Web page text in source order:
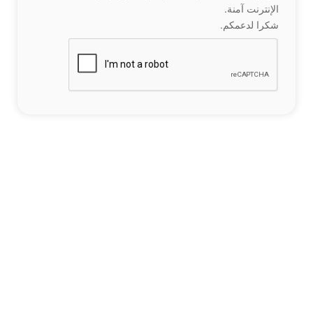
الإنترنت آمنة.
شكرا لدعمكم.